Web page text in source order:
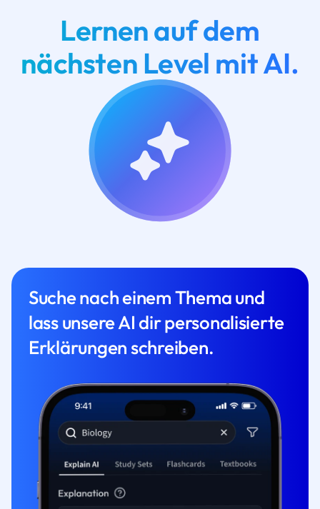
Lernen auf dem
nächsten Level mit AI.
Suche nach einem Thema und
lass unsere AI dir personalisierte
Erklärungen schreiben.